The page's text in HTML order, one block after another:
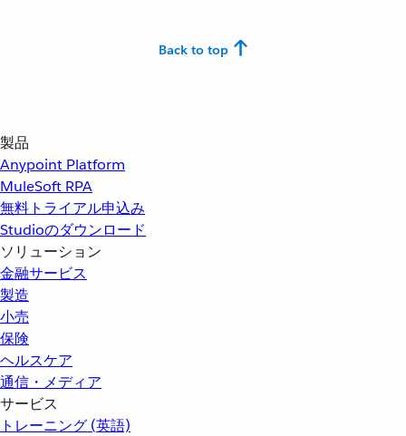
Back to top
製品
Anypoint Platform
MuleSoft RPA
無料トライアル申込み
Studioのダウンロード
ソリューション
金融サービス
製造
小売
保険
ヘルスケア
通信・メディア
サービス
トレーニング (英語)